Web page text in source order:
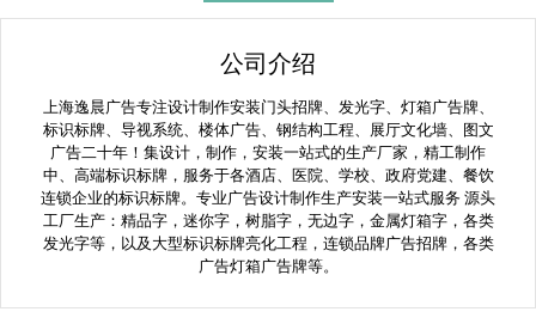
公司介绍
上海逸晨广告专注设计制作安装门头招牌、发光字、灯箱广告牌、
标识标牌、导视系统、楼体广告、钢结构工程、展厅文化墙、图文
广告二十年！集设计，制作，安装一站式的生产厂家，精工制作
中、高端标识标牌，服务于各酒店、医院、学校、政府党建、餐饮
连锁企业的标识标牌。专业广告设计制作生产安装一站式服务 源头
工厂生产：精品字，迷你字，树脂字，无边字，金属灯箱字，各类
发光字等，以及大型标识标牌亮化工程，连锁品牌广告招牌，各类
广告灯箱广告牌等。